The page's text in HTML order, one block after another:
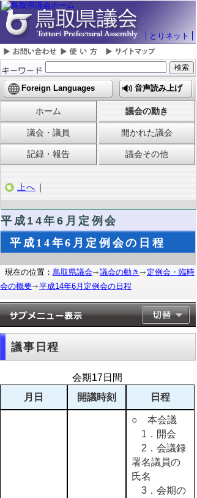
とりネット
Foreign Languages 音声読み上げ
ホーム 議会の動き
議会・議員 開かれた議会
記録・報告 議会その他
上へ ｜
平成14年6月定例会
平成14年6月定例会の日程
現在の位置： 鳥取県議会 議会の動き
定例会・臨時
会の概要
平成14年6月定例会の日程
議事日程
会期17日間
月日
開議時刻 日程
○ 本会議
1．開会
2．会議録
署名議員の
氏名
3．会期の